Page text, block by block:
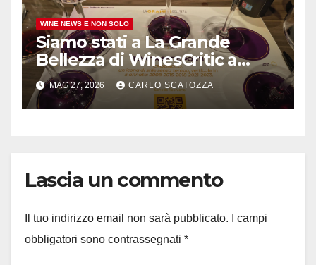
WINE NEWS E NON SOLO
Siamo stati a La Grande
Bellezza di WinesCritic a
Napoli, davvero bello e non
banale
MAG 27, 2026 CARLO SCATOZZA
Lascia un commento
Il tuo indirizzo email non sarà pubblicato.
I campi
obbligatori sono contrassegnati *